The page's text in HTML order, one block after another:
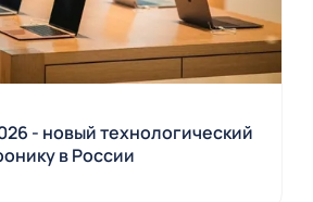
- новый технологический
в России